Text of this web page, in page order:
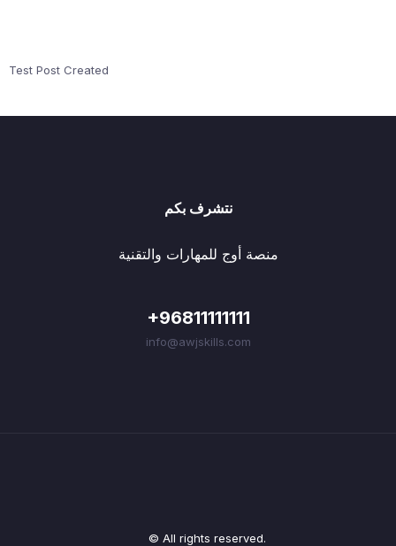
Test Post Created
نتشرف بكم
منصة أوج للمهارات والتقنية
+96811111111
info@awjskills.com
© All rights reserved.